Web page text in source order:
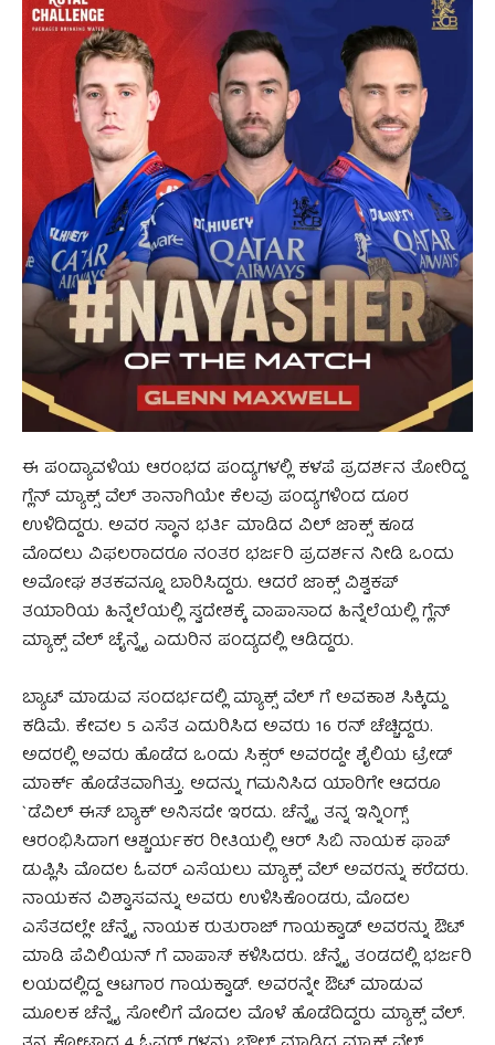
ಈ ಪಂದ್ಯಾವಳಿಯ ಆರಂಭದ ಪಂದ್ಯಗಳಲ್ಲಿ ಕಳಪೆ ಪ್ರದರ್ಶನ ತೋರಿದ್ದ
ಗ್ಲೆನ್ ಮ್ಯಾಕ್ಸ್ ವೆಲ್ ತಾನಾಗಿಯೇ ಕೆಲವು ಪಂದ್ಯಗಳಿಂದ ದೂರ
ಉಳಿದಿದ್ದರು. ಅವರ ಸ್ಥಾನ ಭರ್ತಿ ಮಾಡಿದ ವಿಲ್ ಜಾಕ್ಸ್ ಕೂಡ
ಮೊದಲು ವಿಫಲರಾದರೂ ನಂತರ ಭರ್ಜರಿ ಪ್ರದರ್ಶನ ನೀಡಿ ಒಂದು
ಅಮೋಘ ಶತಕವನ್ನೂ ಬಾರಿಸಿದ್ದರು. ಆದರೆ ಜಾಕ್ಸ್ ವಿಶ್ವಕಪ್
ತಯಾರಿಯ ಹಿನ್ನೆಲೆಯಲ್ಲಿ ಸ್ವದೇಶಕ್ಕೆ ವಾಪಾಸಾದ ಹಿನ್ನೆಲೆಯಲ್ಲಿ ಗ್ಲೆನ್
ಮ್ಯಾಕ್ಸ್ ವೆಲ್ ಚೈನ್ನೈ ಎದುರಿನ ಪಂದ್ಯದಲ್ಲಿ ಆಡಿದ್ದರು.
ಬ್ಯಾಟ್ ಮಾಡುವ ಸಂದರ್ಭದಲ್ಲಿ ಮ್ಯಾಕ್ಸ್ ವೆಲ್ ಗೆ ಅವಕಾಶ ಸಿಕ್ಕಿದ್ದು
ಕಡಿಮೆ. ಕೇವಲ 5 ಎಸೆತ ಎದುರಿಸಿದ ಅವರು 16 ರನ್ ಚೆಚ್ಚಿದ್ದರು.
ಅದರಲ್ಲಿ ಅವರು ಹೊಡೆದ ಒಂದು ಸಿಕ್ಸರ್ ಅವರದ್ದೇ ಶೈಲಿಯ ಟ್ರೇಡ್
ಮಾರ್ಕ್ ಹೊಡೆತವಾಗಿತ್ತು. ಅದನ್ನು ಗಮನಿಸಿದ ಯಾರಿಗೇ ಆದರೂ
`ಡೆವಿಲ್ ಈಸ್ ಬ್ಯಾಕ್’ ಅನಿಸದೇ ಇರದು. ಚೆನ್ನೈ ತನ್ನ ಇನ್ನಿಂಗ್ಸ್
ಆರಂಭಿಸಿದಾಗ ಆಶ್ಚರ್ಯಕರ ರೀತಿಯಲ್ಲಿ ಆರ್ ಸಿಬಿ ನಾಯಕ ಫಾಪ್
ಡುಪ್ಲಿಸಿ ಮೊದಲ ಓವರ್ ಎಸೆಯಲು ಮ್ಯಾಕ್ಸ್ ವೆಲ್ ಅವರನ್ನು ಕರೆದರು.
ನಾಯಕನ ವಿಶ್ವಾಸವನ್ನು ಅವರು ಉಳಿಸಿಕೊಂಡರು, ಮೊದಲ
ಎಸೆತದಲ್ಲೇ ಚೆನ್ನೈ ನಾಯಕ ರುತುರಾಜ್ ಗಾಯಕ್ವಾಡ್ ಅವರನ್ನು ಔಟ್
ಮಾಡಿ ಪೆವಿಲಿಯನ್ ಗೆ ವಾಪಾಸ್ ಕಳಿಸಿದರು. ಚೆನ್ನೈ ತಂಡದಲ್ಲಿ ಭರ್ಜರಿ
ಲಯದಲ್ಲಿದ್ದ ಆಟಗಾರ ಗಾಯಕ್ವಾಡ್. ಅವರನ್ನೇ ಔಟ್ ಮಾಡುವ
ಮೂಲಕ ಚೆನ್ನೈ ಸೋಲಿಗೆ ಮೊದಲ ಮೊಳೆ ಹೊಡೆದಿದ್ದರು ಮ್ಯಾಕ್ಸ್ ವೆಲ್.